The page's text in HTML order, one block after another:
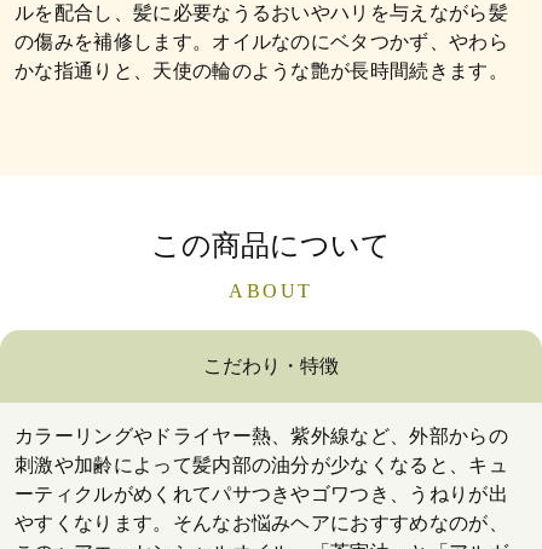
ルを配合し、髪に必要なうるおいやハリを与えながら髪
の傷みを補修します。オイルなのにベタつかず、やわら
かな指通りと、天使の輪のような艶が長時間続きます。
この商品について
ABOUT
こだわり・特徴
カラーリングやドライヤー熱、紫外線など、外部からの
刺激や加齢によって髪内部の油分が少なくなると、キュ
ーティクルがめくれてパサつきやゴワつき、うねりが出
やすくなります。そんなお悩みヘアにおすすめなのが、